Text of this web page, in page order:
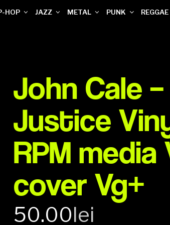
HOP JAZZ METAL PUNK REGGAE
John Cale
Justice
RPM media
cover Vg+
50.00lei